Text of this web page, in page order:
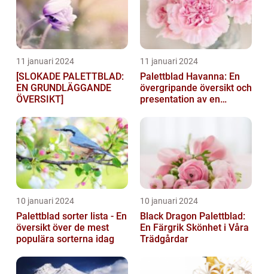
11 januari 2024
[SLOKADE PALETTBLAD:
EN GRUNDLÄGGANDE
ÖVERSIKT]
11 januari 2024
Palettblad Havanna: En
övergripande översikt och
presentation av en
10 januari 2024
Palettblad sorter lista - En
översikt över de mest
populära sorterna idag
10 januari 2024
Black Dragon Palettblad:
En Färgrik Skönhet i Våra
Trädgårdar